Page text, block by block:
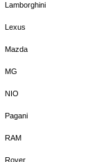
Lamborghini
Lexus
Mazda
MG
NIO
Pagani
RAM
Rover